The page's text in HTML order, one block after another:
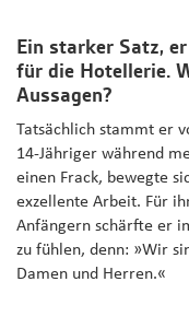
Ein starker Satz,
für die Hotellerie.
Aussagen?
Tatsächlich stammt er
14-Jähriger während
einen Frack, bewegte
exzellente Arbeit. Für
Anfängern schärfte er
zu fühlen, denn: »Wir
Damen und Herren.«